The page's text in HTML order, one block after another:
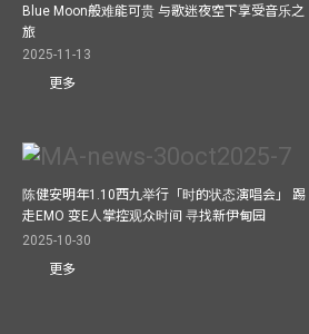
Blue Moon般难能可贵 与歌迷夜空下享受音乐之
旅
2025-11-13
更多
陈健安明年1.10西九举行「时的状态演唱会」 踢
走EMO 变E人掌控观众时间 寻找新伊甸园
2025-10-30
更多